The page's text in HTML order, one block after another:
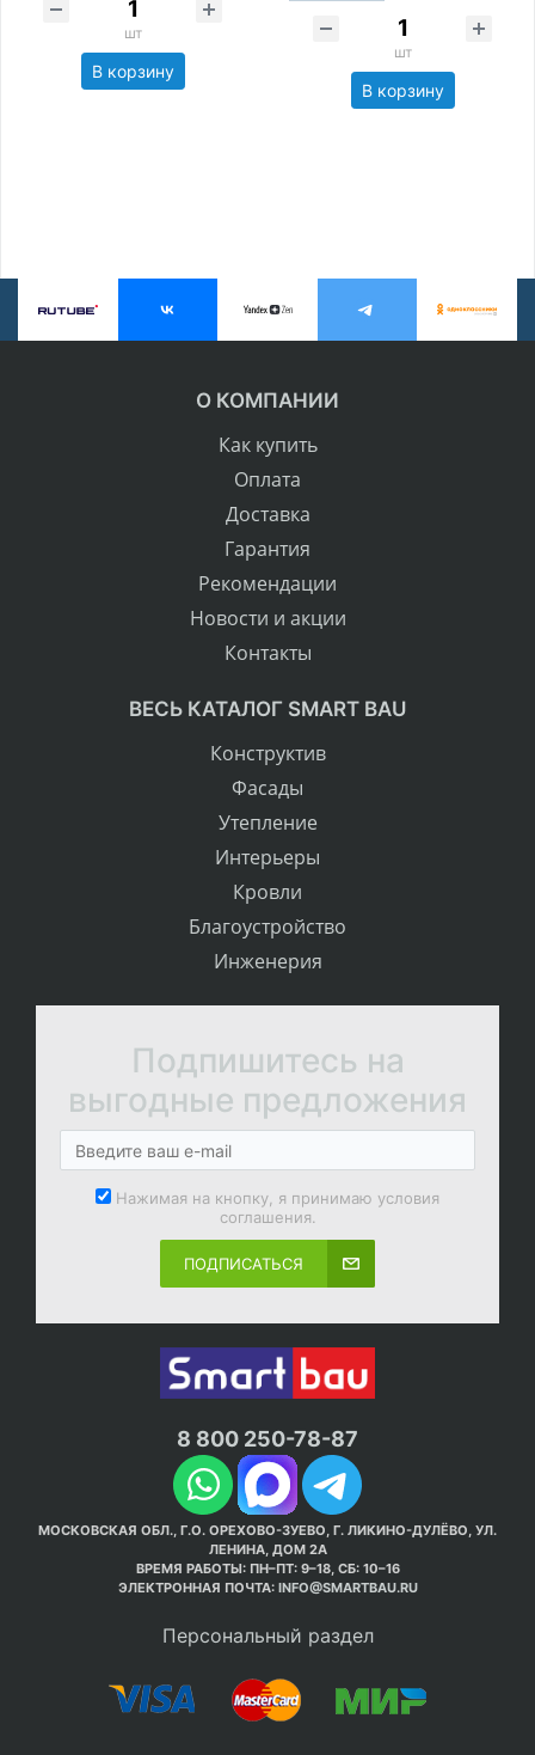
шт
В корзину
шт
В корзину
О КОМПАНИИ
Как купить
Оплата
Доставка
Гарантия
Рекомендации
Новости и акции
Контакты
ВЕСЬ КАТАЛОГ SMART BAU
Конструктив
Фасады
Утепление
Интерьеры
Кровли
Благоустройство
Инженерия
Подпишитесь на
выгодные предложения
Нажимая на кнопку, я принимаю условия
соглашения.
ПОДПИСАТЬСЯ
8 800 250-78-87
МОСКОВСКАЯ ОБЛ., Г.О. ОРЕХОВО-ЗУЕВО, Г. ЛИКИНО-ДУЛЁВО, УЛ.
ЛЕНИНА, ДОМ 2А
ВРЕМЯ РАБОТЫ: ПН–ПТ: 9–18, СБ: 10–16
ЭЛЕКТРОННАЯ ПОЧТА: INFO@SMARTBAU.RU
Персональный раздел